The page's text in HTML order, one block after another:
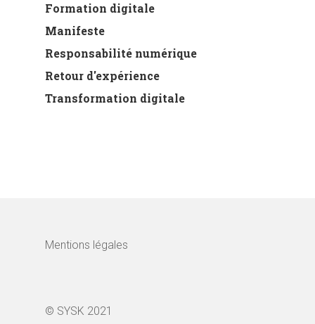
Formation digitale
Manifeste
Responsabilité numérique
Retour d'expérience
Transformation digitale
Mentions légales
© SYSK 2021